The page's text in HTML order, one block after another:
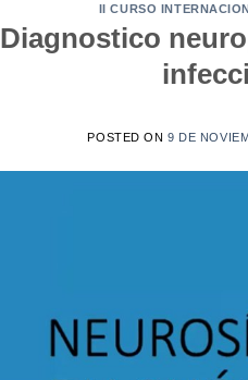
II CURSO
Diagnostico
POSTED ON9 DE